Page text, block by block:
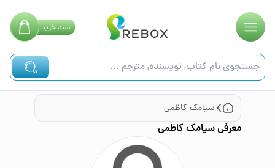
سبدخرید
سیامک کاظمی
معرفیسیامک کاظمی